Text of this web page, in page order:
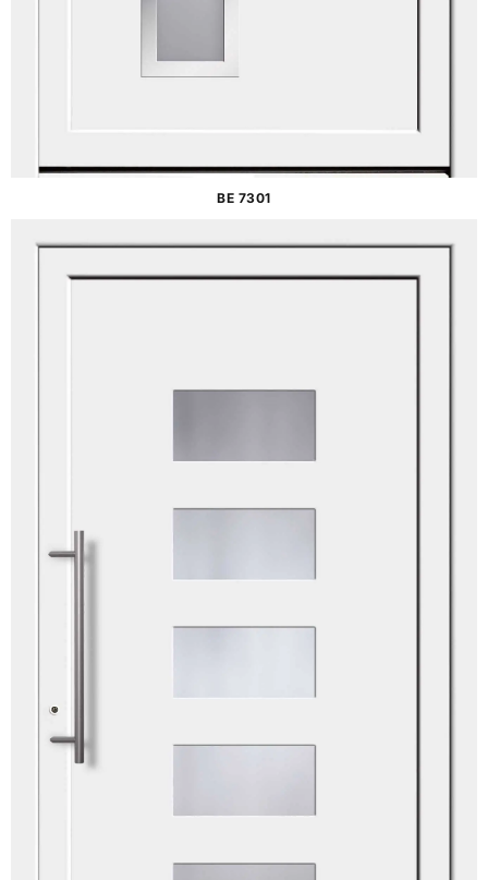
BE 7301